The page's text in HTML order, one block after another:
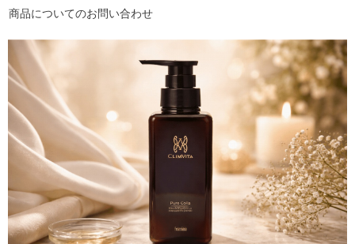
商品についてのお問い合わせ